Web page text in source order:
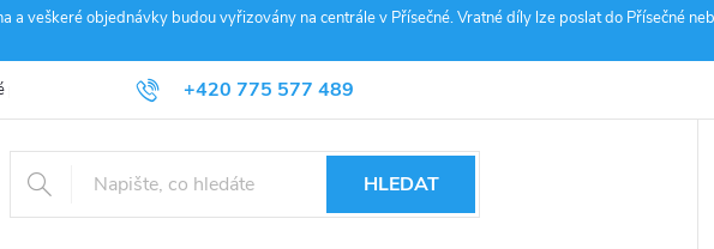
veškeré objednávky budou vyřizovány na centrále v Přísečné. Vratné díly lze poslat do Přísečné
+420 775 577 489
info@janousek-motorsport.cz
pozice Obchodní podmínky Reklamace
HLEDAT